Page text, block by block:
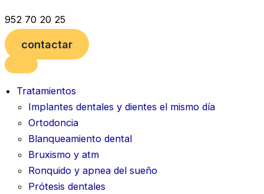
952 70 20 25
contactar
Tratamientos
Implantes dentales y dientes el mismo día
Ortodoncia
Blanqueamiento dental
Bruxismo y atm
Ronquido y apnea del sueño
Prótesis dentales